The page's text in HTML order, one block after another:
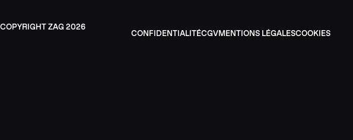
CONFIDENTIALITÉCGVMENTIONS LÉGALESCOOKIES
ZAG 2026